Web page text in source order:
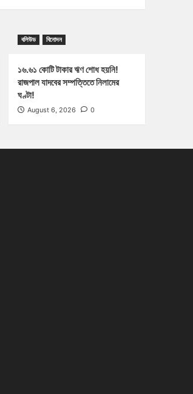
বলিউড বিনোদন
১৬.৬১ কোটি টাকার ঋণ শোধ হয়নি!
রাজপাল যাদবের সম্পত্তিতে নিলামের
ঘণ্টা!
August 6, 2026 0